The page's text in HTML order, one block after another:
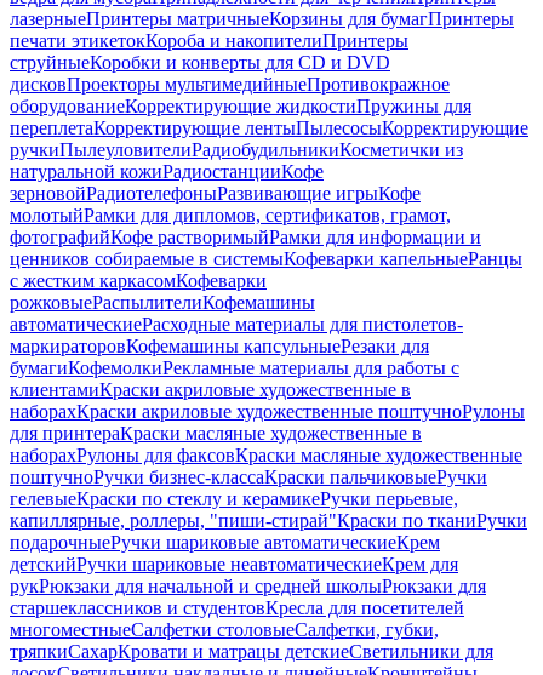
лазерныеПринтеры матричныеКорзины для бумагПринтеры
печати этикетокКороба и накопителиПринтеры
струйныеКоробки и конверты для CD и DVD
дисковПроекторы мультимедийныеПротивокражное
оборудованиеКорректирующие жидкостиПружины для
переплетаКорректирующие лентыПылесосыКорректирующие
ручкиПылеуловителиРадиобудильникиКосметички из
натуральной кожиРадиостанцииКофе
зерновойРадиотелефоныРазвивающие игрыКофе
молотыйРамки для дипломов, сертификатов, грамот,
фотографийКофе растворимыйРамки для информации и
ценников собираемые в системыКофеварки капельныеРанцы
с жестким каркасомКофеварки
рожковыеРаспылителиКофемашины
автоматическиеРасходные материалы для пистолетов-
маркираторовКофемашины капсульныеРезаки для
бумагиКофемолкиРекламные материалы для работы с
клиентамиКраски акриловые художественные в
наборахКраски акриловые художественные поштучноРулоны
для принтераКраски масляные художественные в
наборахРулоны для факсовКраски масляные художественные
поштучноРучки бизнес-классаКраски пальчиковыеРучки
гелевыеКраски по стеклу и керамикеРучки перьевые,
капиллярные, роллеры, "пиши-стирай"Краски по тканиРучки
подарочныеРучки шариковые автоматическиеКрем
детскийРучки шариковые неавтоматическиеКрем для
рукРюкзаки для начальной и средней школыРюкзаки для
старшеклассников и студентовКресла для посетителей
многоместныеСалфетки столовыеСалфетки, губки,
тряпкиСахарКровати и матрацы детскиеСветильники для